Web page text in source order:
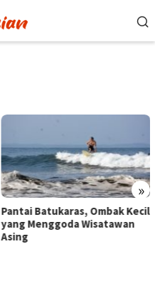
»
Senja di Pantai Pangandaran,
Wisatawan Menikmati Sore
dengan Bermain hingga